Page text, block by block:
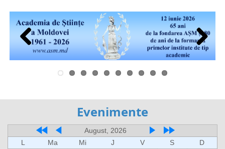
Previous Next
Evenimente
August, 2026
L
Ma Mi J V S
D